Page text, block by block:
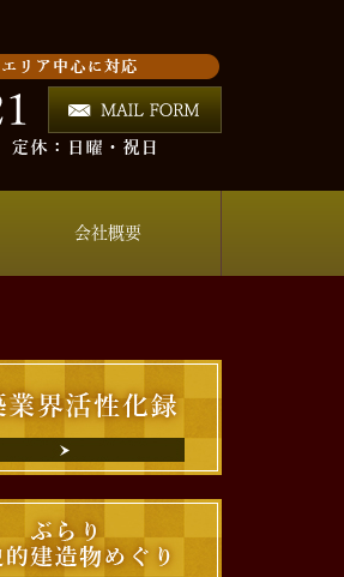
会社概要